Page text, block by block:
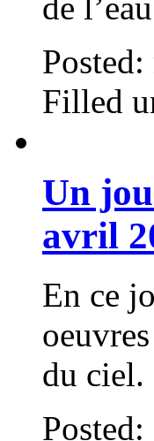
Filled
Un
avril
En ce
du ciel.